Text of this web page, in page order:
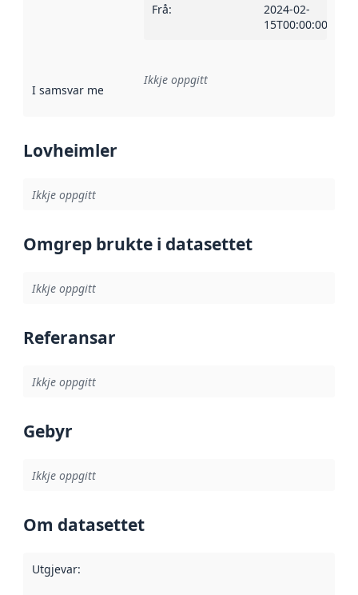
Frå:
2024-02-
15T00:00:00Z
I samsvar med Referanse til ei implementeringsregel eller
Ikkje oppgitt
Lovheimler
Ikkje oppgitt
Omgrep brukte i datasettet
Ikkje oppgitt
Referansar
Ikkje oppgitt
Gebyr
Ikkje oppgitt
Om datasettet
Utgjevar: